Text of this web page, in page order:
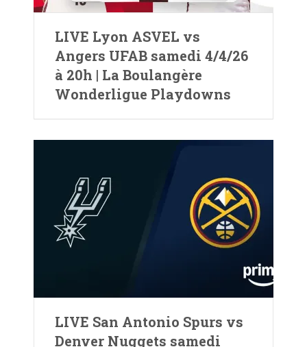
LIVE Lyon ASVEL vs
Angers UFAB samedi 4/4/26
à 20h | La Boulangère
Wonderligue Playdowns
LIVE San Antonio Spurs vs
Denver Nuggets samedi